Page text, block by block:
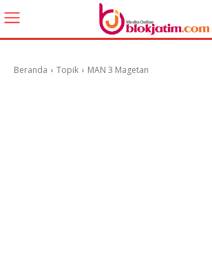
Beranda Topik MAN 3 Magetan